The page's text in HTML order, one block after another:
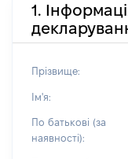
1.
Прізвище:
Ім'я:
По батькові (за
наявності):